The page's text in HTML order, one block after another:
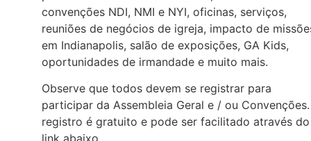
convenções NDI, NMI e NYI, oficinas, serviços,
reuniões de negócios de igreja, impacto de
em Indianapolis, salão de exposições, GA Kids,
oportunidades de irmandade e muito mais.
Observe que todos devem se registrar para
participar da Assembleia Geral e / ou
registro é gratuito e pode ser facilitado através do